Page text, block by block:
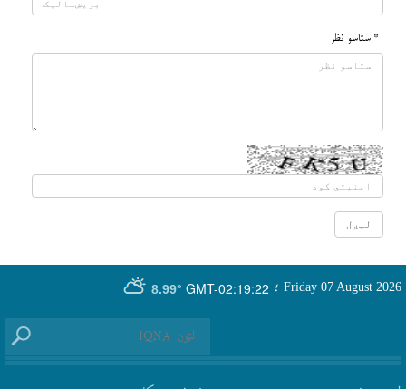
* ستاسو نظر
GMT-02:19:22
8.99° Friday 07 August 2026 ؛